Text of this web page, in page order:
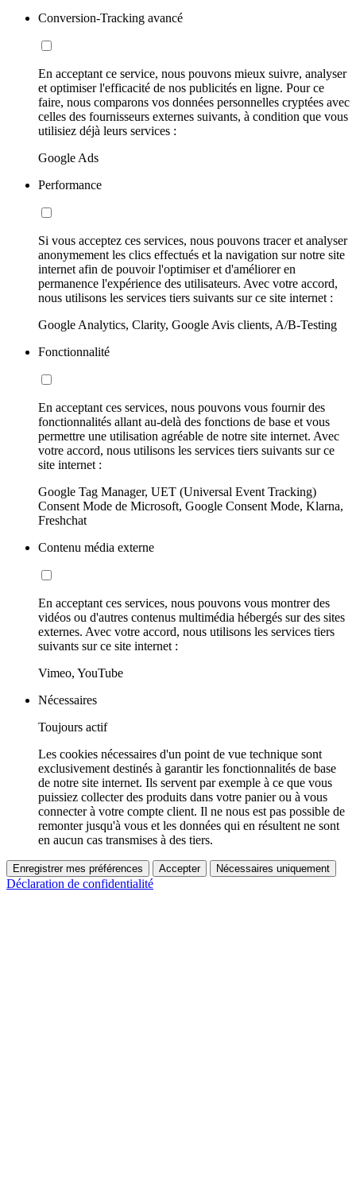
Conversion-Tracking avancé
En acceptant ce service, nous pouvons mieux suivre, analyser
et optimiser l'efficacité de nos publicités en ligne. Pour ce
faire, nous comparons vos données personnelles cryptées avec
celles des fournisseurs externes suivants, à condition que vous
utilisiez déjà leurs services :
Google Ads
Performance
Si vous acceptez ces services, nous pouvons tracer et analyser
anonymement les clics effectués et la navigation sur notre site
internet afin de pouvoir l'optimiser et d'améliorer en
permanence l'expérience des utilisateurs. Avec votre accord,
nous utilisons les services tiers suivants sur ce site internet :
Google Analytics, Clarity, Google Avis clients, A/B-Testing
Fonctionnalité
En acceptant ces services, nous pouvons vous fournir des
fonctionnalités allant au-delà des fonctions de base et vous
permettre une utilisation agréable de notre site internet. Avec
votre accord, nous utilisons les services tiers suivants sur ce
site internet :
Google Tag Manager, UET (Universal Event Tracking)
Consent Mode de Microsoft, Google Consent Mode, Klarna,
Freshchat
Contenu média externe
En acceptant ces services, nous pouvons vous montrer des
vidéos ou d'autres contenus multimédia hébergés sur des sites
externes. Avec votre accord, nous utilisons les services tiers
suivants sur ce site internet :
Vimeo, YouTube
Nécessaires
Toujours actif
Les cookies nécessaires d'un point de vue technique sont
exclusivement destinés à garantir les fonctionnalités de base
de notre site internet. Ils servent par exemple à ce que vous
puissiez collecter des produits dans votre panier ou à vous
connecter à votre compte client. Il ne nous est pas possible de
remonter jusqu'à vous et les données qui en résultent ne sont
en aucun cas transmises à des tiers.
Enregistrer mes préférences Accepter Nécessaires uniquement
Déclaration de confidentialité